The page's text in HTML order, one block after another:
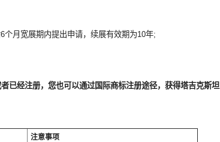
月宽展期内提出申请，续展有效期为10年;
已经注册，您也可以通过国际商标注册途径，获得塔吉克斯坦
注意事项